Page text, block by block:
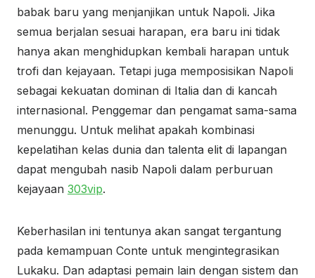
babak baru yang menjanjikan untuk Napoli. Jika
semua berjalan sesuai harapan, era baru ini tidak
hanya akan menghidupkan kembali harapan untuk
trofi dan kejayaan. Tetapi juga memposisikan Napoli
sebagai kekuatan dominan di Italia dan di kancah
internasional. Penggemar dan pengamat sama-sama
menunggu. Untuk melihat apakah kombinasi
kepelatihan kelas dunia dan talenta elit di lapangan
dapat mengubah nasib Napoli dalam perburuan
kejayaan 303vip.
Keberhasilan ini tentunya akan sangat tergantung
pada kemampuan Conte untuk mengintegrasikan
Lukaku. Dan adaptasi pemain lain dengan sistem dan